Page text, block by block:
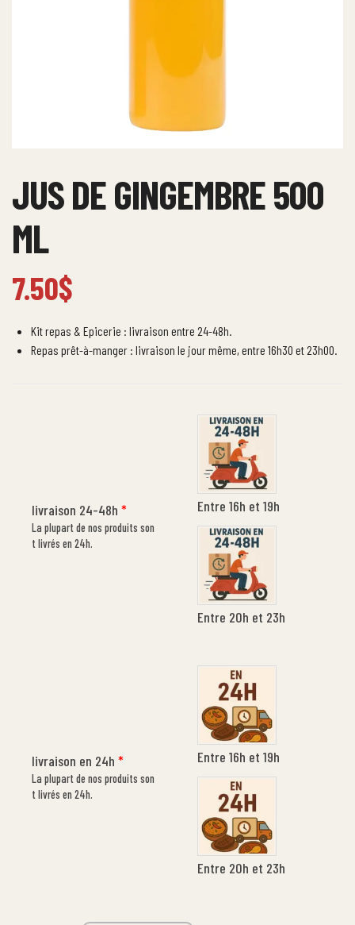
JUS DE GINGEMBRE 500
ML
7.50$
Kit repas & Epicerie : livraison entre 24-48h.
Repas prêt-à-manger : livraison le jour même, entre 16h30 et 23h00.
livraison 24-48h*
La plupart de nos produits son
t livrés en 24h.
Entre 16h et 19h
Entre 20h et 23h
livraison en 24h*
La plupart de nos produits son
t livrés en 24h.
Entre 16h et 19h
Entre 20h et 23h